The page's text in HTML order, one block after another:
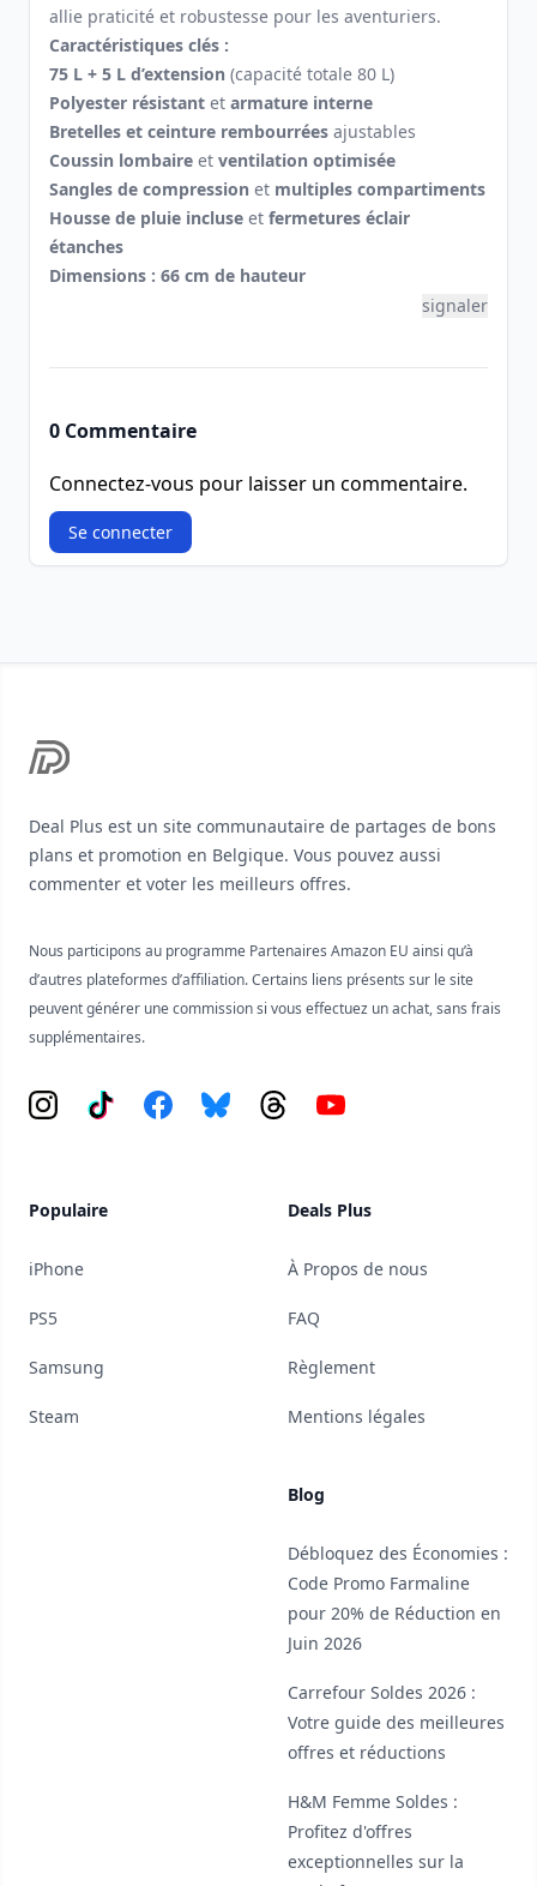
allie praticité et robustesse pour les aventuriers.
Caractéristiques clés :
75 L + 5 L d’extension (capacité totale 80 L)
Polyester résistant et armature interne
Bretelles et ceinture rembourrées ajustables
Coussin lombaire et ventilation optimisée
Sangles de compression et multiples compartiments
Housse de pluie incluse et fermetures éclair
étanches
Dimensions : 66 cm de hauteur
signaler
0 Commentaire
Connectez-vous pour laisser un commentaire.
Se connecter
Deal Plus est un site communautaire de partages de bons
plans et promotion en Belgique. Vous pouvez aussi
commenter et voter les meilleurs offres.
Nous participons au programme Partenaires Amazon EU ainsi qu’à
d’autres plateformes d’affiliation. Certains liens présents sur le site
peuvent générer une commission si vous effectuez un achat, sans frais
supplémentaires.
Instagram
Tiktok FacebookBlueskyThreadsYouTube
Populaire
iPhone
PS5
Samsung
Steam
Deals Plus
À Propos de nous
FAQ
Règlement
Mentions légales
Blog
Débloquez des Économies :
Code Promo Farmaline
pour 20% de Réduction en
Juin 2026
Carrefour Soldes 2026 :
Votre guide des meilleures
offres et réductions
H&M Femme Soldes :
Profitez d'offres
exceptionnelles sur la